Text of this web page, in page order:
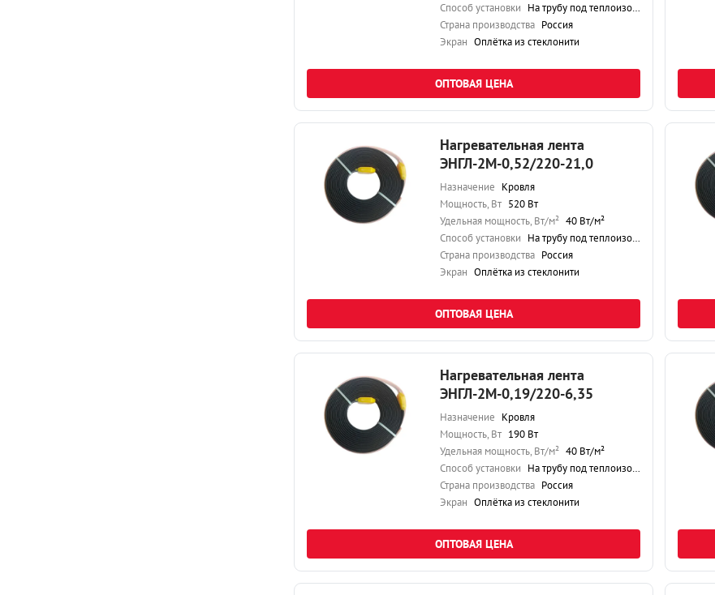
Способ установки На трубу под теплоизоляцию
Страна производства Россия
Экран Оплётка из стеклонити
ОПТОВАЯ ЦЕНА
Нагревательная лента
ЭНГЛ-2М-0,52/220-21,0
Назначение Кровля
Мощность, Вт 520 Вт
Удельная мощность, Вт/м² 40 Вт/м²
Способ установки На трубу под теплоизоляцию
Страна производства Россия
Экран Оплётка из стеклонити
ОПТОВАЯ ЦЕНА
Нагревательная лента
ЭНГЛ-2М-0,19/220-6,35
Назначение Кровля
Мощность, Вт 190 Вт
Удельная мощность, Вт/м² 40 Вт/м²
Способ установки На трубу под теплоизоляцию
Страна производства Россия
Экран Оплётка из стеклонити
ОПТОВАЯ ЦЕНА